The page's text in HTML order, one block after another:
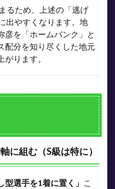
るため、上述の「逃げ
出やすくなります。地
彦を「ホームバンク」と
配分を知り尽くした地元
ります。
に組む（S級は特に）
型選手を1着に置く」 こ